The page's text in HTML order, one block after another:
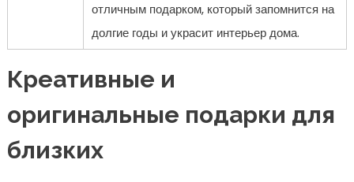
отличным подарком, который запомнится на
долгие годы и украсит интерьер дома.
Креативные и
оригинальные подарки для
близких